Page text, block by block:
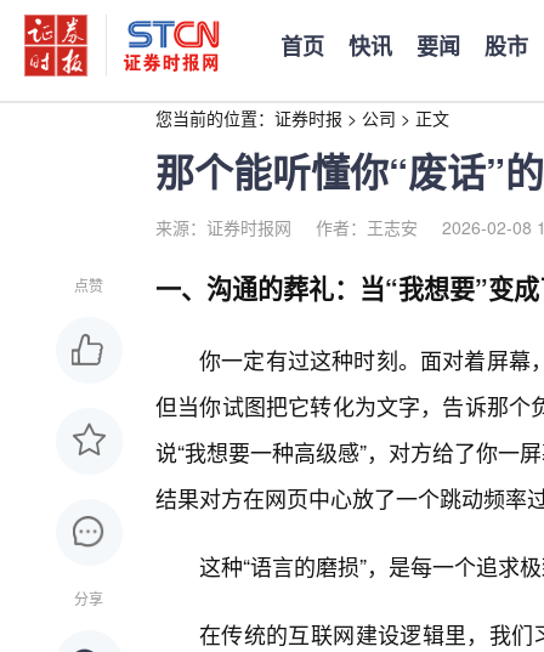
首页 快讯 要闻 股市
您当前的位置： 证券时报 > 公司 > 正文
那个能听懂你“废话”
来源：证券时报网 作者：王志安 2026-02-08
点赞
分享
一、沟通的葬礼：当“我想要”变
你一定有过这种时刻。面对着屏幕
但当你试图把它转化为文字，告诉那
说“我想要一种高级感”，对方给了你一
结果对方在网页中心放了一个跳动频率
这种“语言的磨损”，是每一个追求
在传统的互联网建设逻辑里，我们